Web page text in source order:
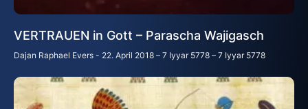
VERTRAUEN in Gott – Parascha Wajigasch
Dajan Raphael Evers 22. April 2018 – 7 Iyyar 5778 – 7 Iyyar 5778